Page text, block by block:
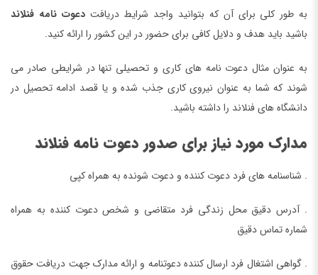
به طور کلی برای آن که بتوانید واجد شرایط دریافتدعوت نامه فنلاند
باشید باید هدف و دلایل کافی برای حضور در این کشور را ارائه کنید.
به عنوان مثال دعوت نامه های کاری و تحصیلی تنها در شرایطی صادر می
شوند که شما به عنوان نیروی کاری جذب شده و یا قصد ادامه تحصیل در
دانشگاه های فنلاند را داشته باشید.
مدارک مورد نیاز برای صدور دعوت نامه فنلاند
. شناسنامه های فرد دعوت کننده و دعوت شونده به همراه کپی
. آدرس دقیق محل زندگی فرد متقاضی و شخص دعوت کننده به همراه
شماره تماس دقیق
. گواهی اشتغال فرد ارسال کننده دعوتنامه و ارائه مدارک جهت دریافت حقوق